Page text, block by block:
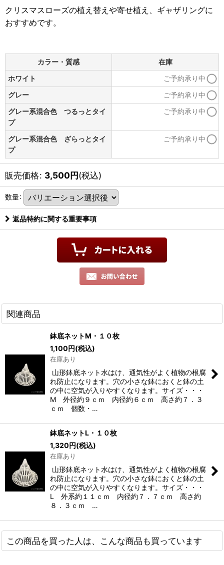
クリスマスローズの植え替えや寄せ植え、ギャザリングに
おすすめです。
カラー・質感
在庫
ホワイト
ご予約承り中
グレー
ご予約承り中
グレー系混合色 つるっとタイ
プ
ご予約承り中
グレー系混合色 ざらっとタイ
プ
ご予約承り中
販売価格: 3,500円(税込)
数量:
返品特約に関する重要事項
関連商品
鉢底ネットM・１０枚
1,100円(税込)
在庫あり
山形鉢底ネット水はけ、通気性がよく植物の根腐
れ防止になります。穴の小さな鉢におくと鉢の土
の中に空気が入りやすくなります。サイズ・・・
M 外径約９ｃｍ 内径約６ｃｍ 高さ約７．３
ｃｍ 個数・…
鉢底ネットL・１０枚
1,320円(税込)
在庫あり
山形鉢底ネット水はけ、通気性がよく植物の根腐
れ防止になります。穴の小さな鉢におくと鉢の土
の中に空気が入りやすくなります。サイズ・・・
L 外系約１１ｃｍ 内径約７．７ｃｍ 高さ約
８．３ｃｍ …
この商品を買った人は、こんな商品も買っています